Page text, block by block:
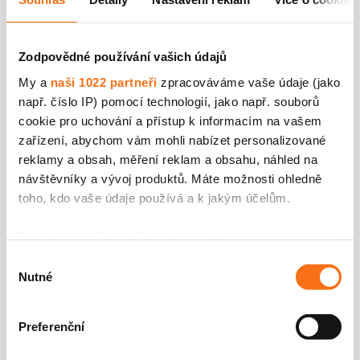
Zodpovědné používání vašich údajů
My a naši 1022 partneři zpracováváme vaše údaje (jako
např. číslo IP) pomocí technologií, jako např. souborů
cookie pro uchování a přístup k informacím na vašem
zařízení, abychom vám mohli nabízet personalizované
reklamy a obsah, měření reklam a obsahu, náhled na
návštěvníky a vývoj produktů. Máte možnosti ohledně
toho, kdo vaše údaje používá a k jakým účelům.
poloze, které mohou být přesné na několik metrů
skenování pro konkrétní charakteristiky (otisk prstu)
Zjistěte více o tom, jak zpracováváme vaše osobní
souhlasu
Nutné
Preferenční
JakMESA/TESEprobíhá?
MESA TESE jsou mikrochirurgické, minimálně
invazivní metody prováděné pod optickým zvětšením.
MESA (Microsurgical Epididymal Sperm
Aspiration)získáváme spermie nasátím přímo
laboratoř, analyzuje je, a pokud nenalezne minimálně
daný počet životaschopných spermií, můžeme nasátí
nezískáme spermie